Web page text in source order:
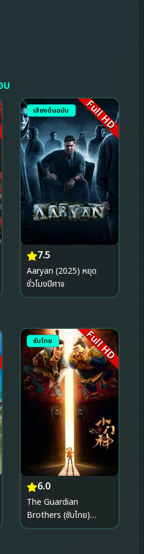
เสียงต้นฉบับ Full HD
7.5
Aaryan (2025) หยุด
ชั่วโมงปีศาจ
ซับไทย Full HD
6.0
The Guardian
Brothers (ซับไทย)
(2016)